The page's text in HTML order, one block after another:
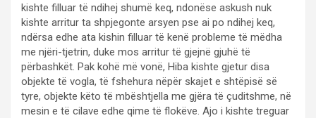
kishte filluar të ndihej shumë keq, ndonëse askush nuk
kishte arritur ta shpjegonte arsyen pse ai po ndihej keq,
ndërsa edhe ata kishin filluar të kenë probleme të mëdha
me njëri-tjetrin, duke mos arritur të gjejnë gjuhë të
përbashkët. Pak kohë më vonë, Hiba kishte gjetur disa
objekte të vogla, të fshehura nëpër skajet e shtëpisë së
tyre, objekte këto të mbështjella me gjëra të çuditshme, në
mesin e të cilave edhe qime të flokëve. Ajo i kishte treguar